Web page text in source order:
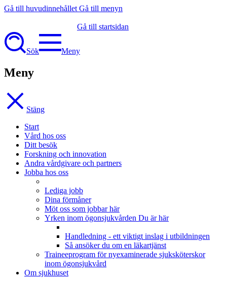
Gå till huvudinnehållet Gå till menyn
Gå till startsidan
Sök Meny
Meny
Stäng
Start
Vård hos oss
Ditt besök
Forskning och innovation
Andra vårdgivare och partners
Jobba hos oss
Lediga jobb
Dina förmåner
Möt oss som jobbar här
Yrken inom ögonsjukvården Du är här
Handledning - ett viktigt inslag i utbildningen
Så ansöker du om en läkartjänst
Traineeprogram för nyexaminerade sjuksköterskor
inom ögonsjukvård
Om sjukhuset